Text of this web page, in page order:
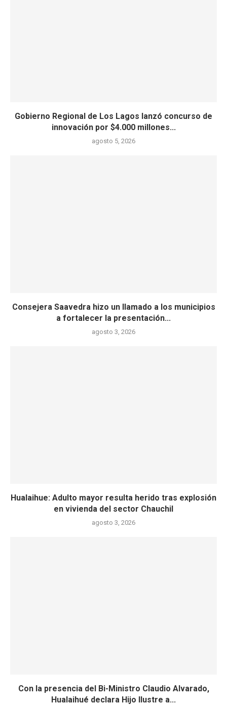
Gobierno Regional de Los Lagos lanzó concurso de
innovación por $4.000 millones...
agosto 5, 2026
Consejera Saavedra hizo un llamado a los municipios
a fortalecer la presentación...
agosto 3, 2026
Hualaihue: Adulto mayor resulta herido tras explosión
en vivienda del sector Chauchil
agosto 3, 2026
Con la presencia del Bi-Ministro Claudio Alvarado,
Hualaihué declara Hijo Ilustre a...